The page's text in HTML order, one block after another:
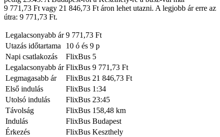
9 771,73 Ft vagy 21 846,73 Ft áron lehet utazni. A legjobb ár erre az
útra: 9 771,73 Ft.
Legalacsonyabb ár 9 771,73 Ft
Utazás időtartama
10 ó és 9 p
Napi csatlakozás
FlixBus 5
Legalacsonyabb ár FlixBus 9 771,73 Ft
Legmagasabb ár
FlixBus 21 846,73 Ft
Első indulás
FlixBus 1:34
Utolsó indulás
FlixBus 23:45
Távolság
FlixBus 158,48 km
Indulás
FlixBus Budapest
Érkezés
FlixBus Keszthely